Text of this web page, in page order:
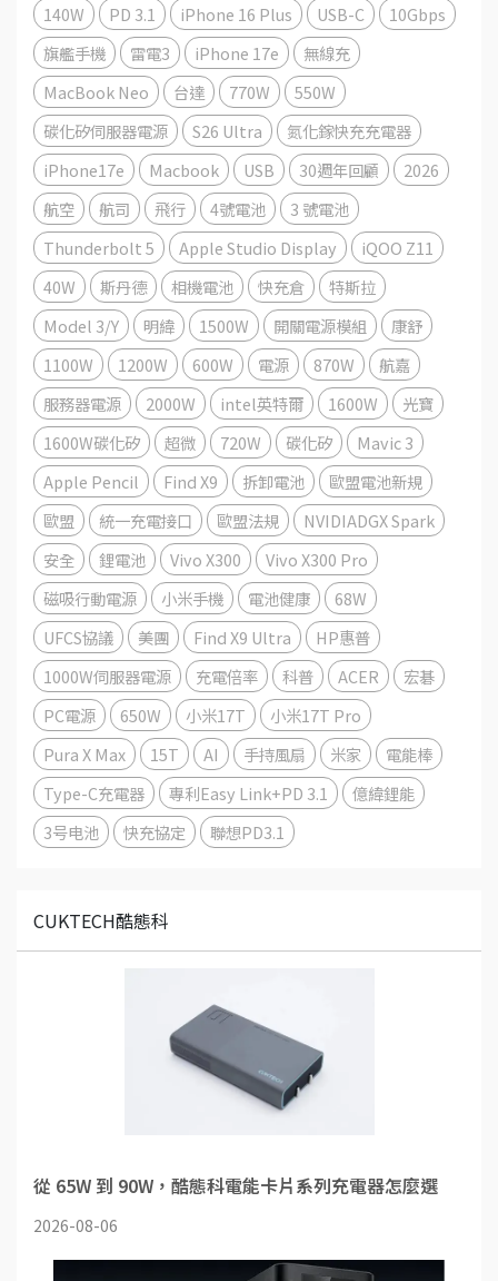
140W PD 3.1 iPhone 16 Plus USB-C
10Gbps
旗艦手機
雷電3 iPhone 17e
無線充
MacBook Neo
台達 770W
550W
碳化矽伺服器電源
S26 Ultra
氮化鎵快充充電器
iPhone17e
Macbook USB 30週年回顧
2026
航空
航司 飛行 4號電池
3 號電池
Thunderbolt 5
Apple Studio Display
iQOO Z11
40W
斯丹德 相機電池 快充倉
特斯拉
Model 3/Y
明緯 1500W 開關電源模組
康舒
1100W
1200W 600W 電源 870W
航嘉
服務器電源
2000W intel英特爾 1600W
光寶
1600W碳化矽
超微 720W 碳化矽
Mavic 3
Apple Pencil
Find X9 拆卸電池
歐盟電池新規
歐盟
統一充電接口 歐盟法規
NVIDIADGX Spark
安全
鋰電池 Vivo X300
Vivo X300 Pro
磁吸行動電源
小米手機 電池健康
68W
UFCS協議
美團 Find X9 Ultra
HP惠普
1000W伺服器電源
充電倍率 科普 ACER
宏碁
PC電源
650W 小米17T
小米17T Pro
Pura X Max
15T AI 手持風扇 米家
電能棒
Type-C充電器
專利Easy Link+PD 3.1
億緯鋰能
3号电池
快充協定 聯想PD3.1
CUKTECH酷態科
從 65W 到 90W，酷態科電能卡片系列充電器怎麼選
2026-08-06